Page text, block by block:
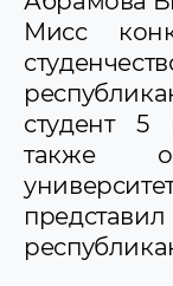
Мисс
студент 5
также